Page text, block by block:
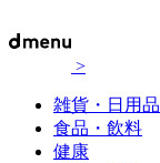
>
雑貨・日用品
食品・飲料
健康